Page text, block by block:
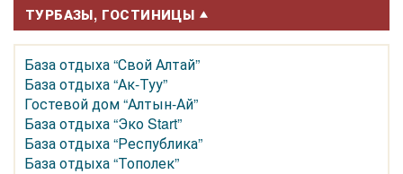
ТУРБАЗЫ, ГОСТИНИЦЫ
База отдыха “Свой Алтай”
База отдыха “Ак-Туу”
Гостевой дом “Алтын-Ай”
База отдыха “Эко Start”
База отдыха “Республика”
База отдыха “Тополек”